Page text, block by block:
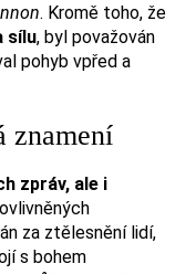
. Kromě toho, že
sílu, byl považován
pohyb vpřed a
znamení
zpráv, ale i
za ztělesnění lidí,
s bohem